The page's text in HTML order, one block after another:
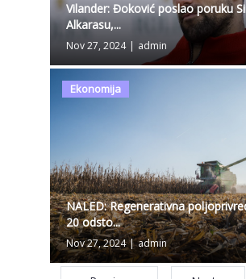
Vilander: Đoković poslao poruku
Alkarasu,...
Nov 27, 2024 admin
Ekonomija
NALED: Regenerativna
20 odsto...
Nov 27, 2024 | admin